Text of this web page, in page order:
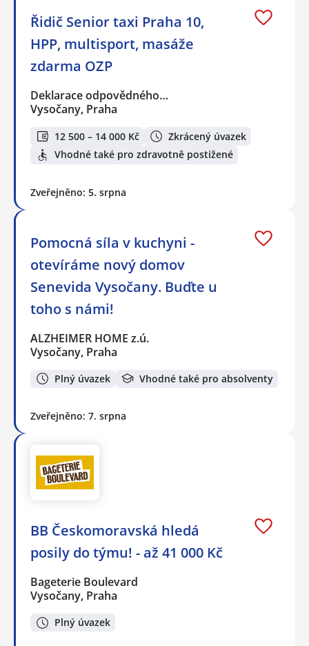
Řidič Senior taxi Praha 10,
HPP, multisport, masáže
zdarma OZP
Deklarace odpovědného…
Vysočany, Praha
12 500 – 14 000 Kč
Zkrácený úvazek
Vhodné také pro zdravotně postižené
Zveřejněno: 5. srpna
Pomocná síla v kuchyni -
otevíráme nový domov
Senevida Vysočany. Buďte u
toho s námi!
ALZHEIMER HOME z.ú.
Vysočany, Praha
Plný úvazek Vhodné také pro absolventy
Zveřejněno: 7. srpna
BB Českomoravská hledá
posily do týmu! - až 41 000 Kč
Bageterie Boulevard
Vysočany, Praha
Plný úvazek